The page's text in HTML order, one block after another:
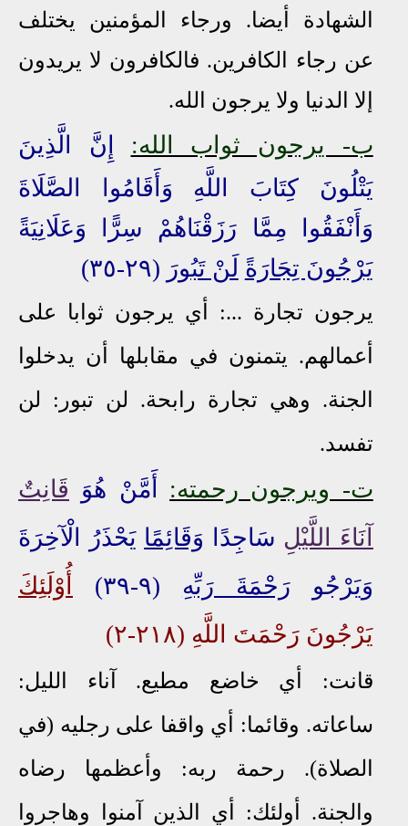
الشهادة أيضا. ورجاء المؤمنين يختلف
عن رجاء الكافرين. فالكافرون لا يريدون
إلا الدنيا ولا يرجون الله.
ب- يرجون ثواب الله:
إِنَّ الَّذِينَ
يَتْلُونَ كِتَابَ اللَّهِ وَأَقَامُوا الصَّلَاةَ
وَأَنْفَقُوا مِمَّا رَزَقْنَاهُمْ سِرًّا وَعَلَانِيَةً
يَرْجُونَ تِجَارَةً لَنْ تَبُورَ (٢٩-٣٥)
يرجون تجارة ...: أي يرجون ثوابا على
أعمالهم. يتمنون في مقابلها أن يدخلوا
الجنة. وهي تجارة رابحة. لن تبور: لن
تفسد.
ت- ويرجون رحمته: أَمَّنْ هُوَ قَانِتٌ
آنَاءَ اللَّيْلِ سَاجِدًا وَقَائِمًا يَحْذَرُ الْآخِرَةَ
وَيَرْجُورَحْمَةَ رَبِّهِ (٩-٣٩)
أُوْلَئِكَ
يَرْجُونَ رَحْمَتَ اللَّهِ (٢١٨-٢)
قانت: أي خاضع مطيع. آناء الليل:
ساعاته. وقائما: أي واقفا على رجليه (في
الصلاة). رحمة ربه: وأعظمها رضاه
والجنة. أولئك: أي الذين آمنوا وهاجروا